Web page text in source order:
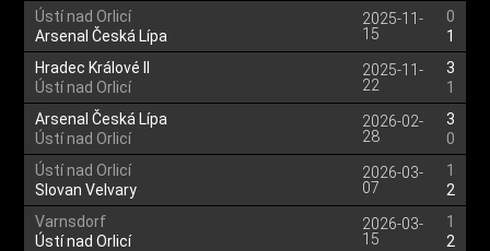
Ústí nad Orlicí
Arsenal Česká Lípa
2025-11-
15
0
1
Hradec Králové II
Ústí nad Orlicí
2025-11-
22
3
1
Arsenal Česká Lípa
Ústí nad Orlicí
2026-02-
28
3
0
Ústí nad Orlicí
Slovan Velvary
2026-03-
07
1
2
Varnsdorf
Ústí nad Orlicí
2026-03-
15
1
2